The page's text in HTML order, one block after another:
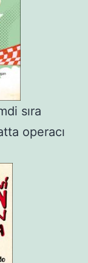
sıra
operacı